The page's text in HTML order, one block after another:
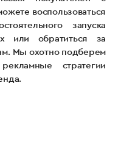
воспользоваться
запуска
или обратиться за
Мы охотно подберем
стратегии